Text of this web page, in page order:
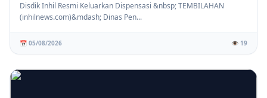
Disdik Inhil Resmi Keluarkan Dispensasi &nbsp; TEMBILAHAN
(inhilnews.com)&mdash; Dinas Pen...
📅 05/08/2026 👁️ 19